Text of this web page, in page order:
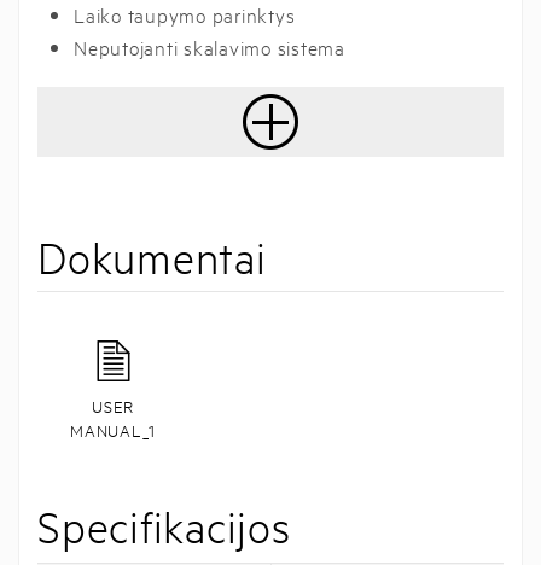
Laiko taupymo parinktys
Neputojanti skalavimo sistema
Dokumentai
USER
MANUAL_1
Specifikacijos